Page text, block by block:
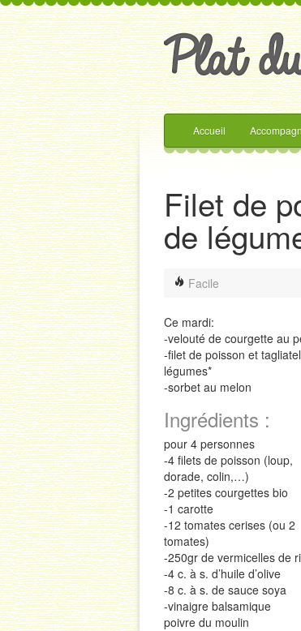
Accueil
Filet de
de
Facile
Ce mardi:
-velouté de courgette au
-filet de poisson et
légumes*
-sorbet au melon
Ingrédients :
pour 4 personnes
-4 filets de poisson (loup,
dorade, colin,…)
-2 petites courgettes bio
-1 carotte
-12 tomates cerises (ou 2
tomates)
-250gr de vermicelles de
-4 c. à s. d’huile d’olive
-8 c. à s. de sauce soya
-vinaigre balsamique
poivre du moulin